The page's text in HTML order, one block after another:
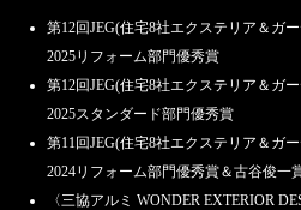
第12回JEG(住宅8社エクステリア＆ガ
2025リフォーム部門優秀賞
第12回JEG(住宅8社エクステリア＆ガ
2025スタンダード部門優秀賞
第11回JEG(住宅8社エクステリア＆ガ
2024リフォーム部門優秀賞＆古谷俊一
〈三協アルミ WONDER EXTERIOR